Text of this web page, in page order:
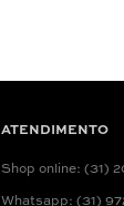
ATENDIMENTO
Shop online: (31)
Whatsapp: (31)